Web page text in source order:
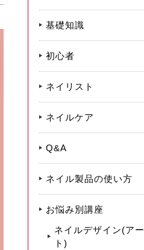
基礎知識
初心者
ネイリスト
ネイルケア
Q&A
ネイル製品の使い方
お悩み別講座
ネイルデザイン(アー
ト)